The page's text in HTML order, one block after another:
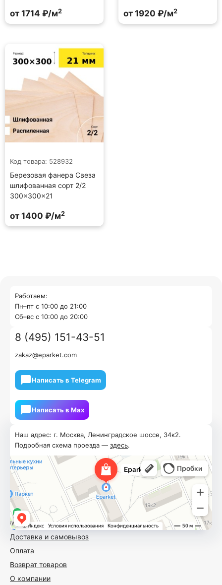
от 1714 ₽/м2 от 1920 ₽/м2
Код товара: 528932
Березовая фанера Свеза
шлифованная сорт 2/2
300×300×21
от 1400 ₽/м2
Доставка и самовывоз
Оплата
Возврат товаров
О компании
Наш адрес: г. Москва, Ленинградское шоссе, 34к2.
Подробная схема проезда — здесь.
Работаем:
Пн–пт с 10:00 до 21:00
Cб–вс с 10:00 до 20:00
8 (495) 151-43-51
zakaz@eparket.com
Написать в Telegram
Написать в Мах